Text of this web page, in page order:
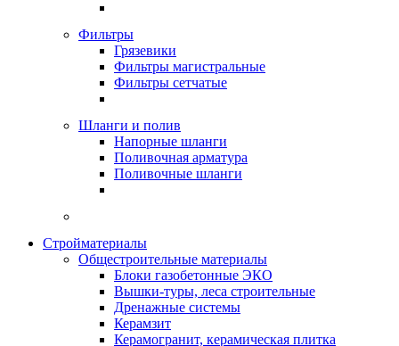
Фильтры
Грязевики
Фильтры магистральные
Фильтры сетчатые
Шланги и полив
Напорные шланги
Поливочная арматура
Поливочные шланги
Стройматериалы
Oбщестроительные материалы
Блоки газобетонные ЭКО
Вышки-туры, леса строительные
Дренажные системы
Керамзит
Керамогранит, керамическая плитка